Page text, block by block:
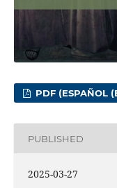
PDF (ESPAÑOL
PUBLISHED
2025-03-27